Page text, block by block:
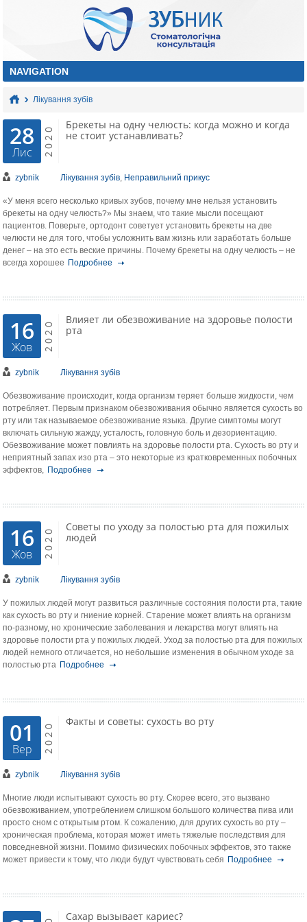
Лікування зубів
28
Лис 2020
Брекеты на одну челюсть: когда можно и когда
не стоит устанавливать?
zybnik Лікування зубів, Неправильний прикус
«У меня всего несколько кривых зубов, почему мне нельзя установить
брекеты на одну челюсть?» Мы знаем, что такие мысли посещают
пациентов. Поверьте, ортодонт советует установить брекеты на две
челюсти не для того, чтобы усложнить вам жизнь или заработать больше
денег – на это есть веские причины. Почему брекеты на одну челюсть – не
всегда хорошее Подробнее
16
Жов 2020
Влияет ли обезвоживание на здоровье полости
рта
zybnik Лікування зубів
Обезвоживание происходит, когда организм теряет больше жидкости, чем
потребляет. Первым признаком обезвоживания обычно является сухость во
рту или так называемое обезвоживание языка. Другие симптомы могут
включать сильную жажду, усталость, головную боль и дезориентацию.
Обезвоживание может повлиять на здоровье полости рта. Сухость во рту и
неприятный запах изо рта – это некоторые из кратковременных побочных
эффектов, Подробнее
16
Жов 2020
Советы по уходу за полостью рта для пожилых
людей
zybnik Лікування зубів
У пожилых людей могут развиться различные состояния полости рта, такие
как сухость во рту и гниение корней. Старение может влиять на организм
по-разному, но хронические заболевания и лекарства могут влиять на
здоровье полости рта у пожилых людей. Уход за полостью рта для пожилых
людей немного отличается, но небольшие изменения в обычном уходе за
полостью рта Подробнее
01
Вер 2020 Факты и советы: сухость во рту
zybnik Лікування зубів
Многие люди испытывают сухость во рту. Скорее всего, это вызвано
обезвоживанием, употреблением слишком большого количества пива или
просто сном с открытым ртом. К сожалению, для других сухость во рту –
хроническая проблема, которая может иметь тяжелые последствия для
повседневной жизни. Помимо физических побочных эффектов, это также
может привести к тому, что люди будут чувствовать себя Подробнее
Сахар вызывает кариес?